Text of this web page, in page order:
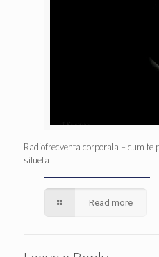
Radiofrecventa corporala – cum te
silueta
Read more